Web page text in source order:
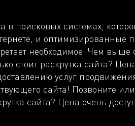
поисковых системах,
и
необходимое. Чем
стоит раскрутка сайта?
услуг
сайта! Позвоните
сайта? Цена очень